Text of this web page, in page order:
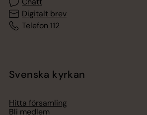
Digitalt brev
Telefon 112
Svenska kyrkan
Hitta församling
Bli medlem